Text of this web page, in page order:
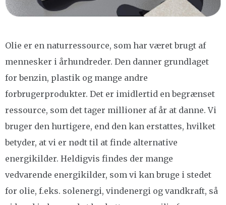
Olie er en naturressource, som har været brugt af
mennesker i århundreder. Den danner grundlaget
for benzin, plastik og mange andre
forbrugerprodukter. Det er imidlertid en begrænset
ressource, som det tager millioner af år at danne. Vi
bruger den hurtigere, end den kan erstattes, hvilket
betyder, at vi er nødt til at finde alternative
energikilder. Heldigvis findes der mange
vedvarende energikilder, som vi kan bruge i stedet
for olie, f.eks. solenergi, vindenergi og vandkraft, så